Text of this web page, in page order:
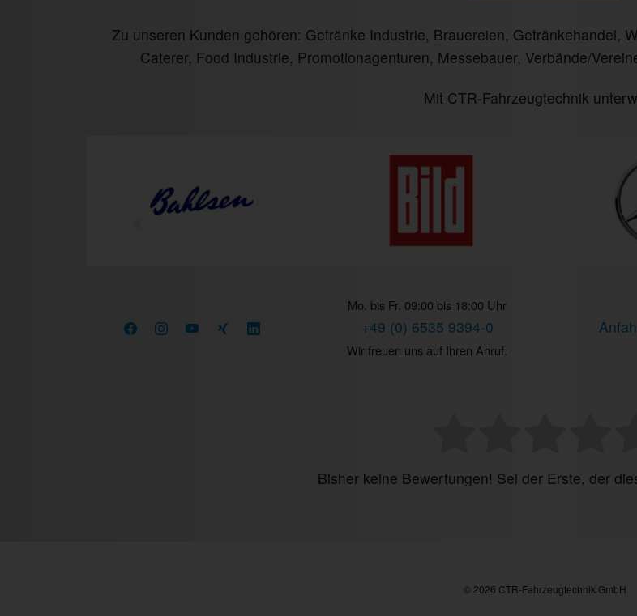
Zu unseren Kunden gehören: Getränke Industrie, Brauereien, Getränkehandel,
Caterer, Food Industrie, Promotionagenturen, Messebauer, Verbände/
Mit CTR-Fahrzeugtechnik
Mo. bis Fr. 09:00 bis 18:00 Uhr
+49 (0) 6535 9394-0
Wir freuen uns auf Ihren Anruf.
Bisher keine Bewertungen! Sei der Erste, der
© 2026 CTR-Fahrzeugtechnik GmbH